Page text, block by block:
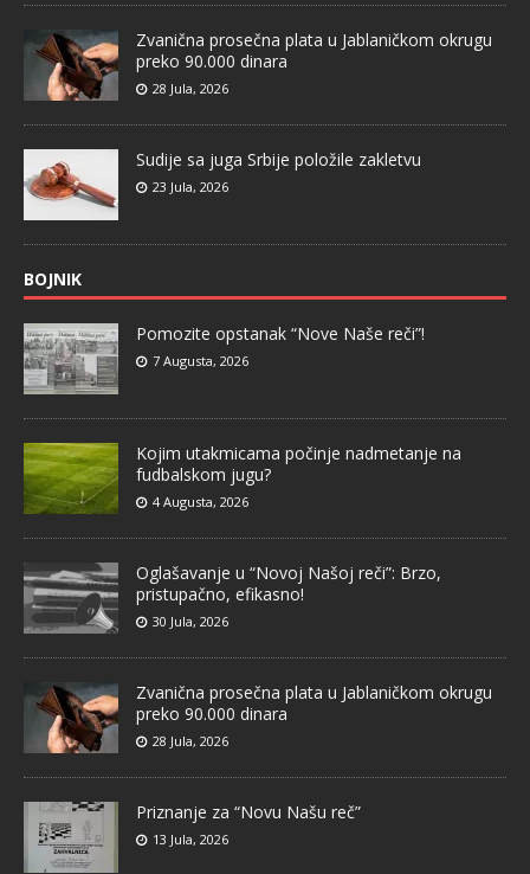
Zvanična prosečna plata u Jablaničkom okrugu
preko 90.000 dinara
28 Jula, 2026
Sudije sa juga Srbije položile zakletvu
23 Jula, 2026
BOJNIK
Pomozite opstanak “Nove Naše reči”!
7 Augusta, 2026
Kojim utakmicama počinje nadmetanje na
fudbalskom jugu?
4 Augusta, 2026
Oglašavanje u “Novoj Našoj reči”: Brzo,
pristupačno, efikasno!
30 Jula, 2026
Zvanična prosečna plata u Jablaničkom okrugu
preko 90.000 dinara
28 Jula, 2026
Priznanje za “Novu Našu reč”
13 Jula, 2026